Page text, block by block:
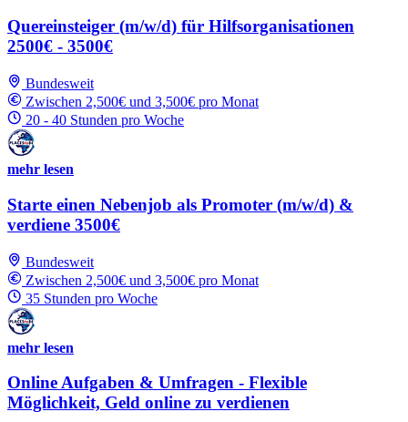
Quereinsteiger (m/w/d) für Hilfsorganisationen
2500€ - 3500€
Bundesweit
Zwischen 2,500€ und 3,500€ pro Monat
20 - 40 Stunden pro Woche
mehr lesen
Starte einen Nebenjob als Promoter (m/w/d) &
verdiene 3500€
Bundesweit
Zwischen 2,500€ und 3,500€ pro Monat
35 Stunden pro Woche
mehr lesen
Online Aufgaben & Umfragen - Flexible
Möglichkeit, Geld online zu verdienen